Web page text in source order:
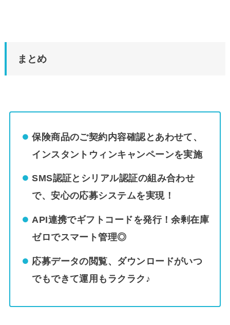
まとめ
保険商品のご契約内容確認とあわせて、
インスタントウィンキャンペーンを実施
SMS認証とシリアル認証の組み合わせ
で、安心の応募システムを実現！
API連携でギフトコードを発行！余剰在庫
ゼロでスマート管理◎
応募データの閲覧、ダウンロードがいつ
でもできて運用もラクラク♪